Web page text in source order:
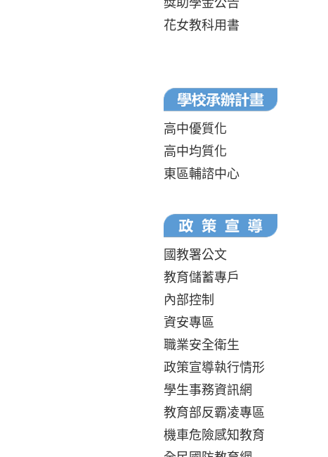
花女教科用書
高中優質化
高中均質化
東區輔諮中心
國教署公文
教育儲蓄專戶
內部控制
資安專區
職業安全衛生
政策宣導執行情形
學生事務資訊網
教育部反霸凌專區
機車危險感知教育